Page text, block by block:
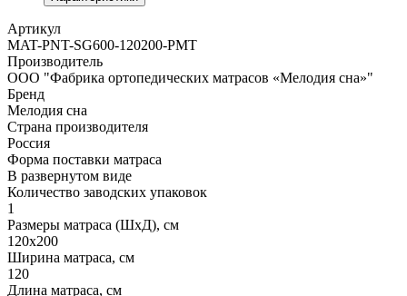
Артикул
MAT-PNT-SG600-120200-PMT
Производитель
ООО "Фабрика ортопедических матрасов «Мелодия сна»"
Бренд
Мелодия сна
Страна производителя
Россия
Форма поставки матраса
В развернутом виде
Количество заводских упаковок
1
Размеры матраса (ШхД), см
120х200
Ширина матраса, см
120
Длина матраса, см